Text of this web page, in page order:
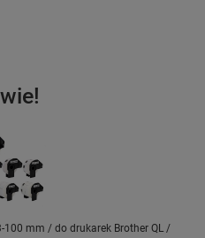
100 mm / do drukarek Brother QL /